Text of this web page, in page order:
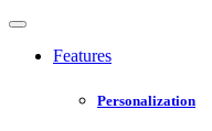
Features
Personalization